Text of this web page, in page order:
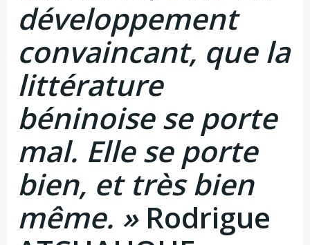
développement
convaincant, que la
littérature
béninoise se porte
mal. Elle se porte
bien, et très bien
même. » Rodrigue